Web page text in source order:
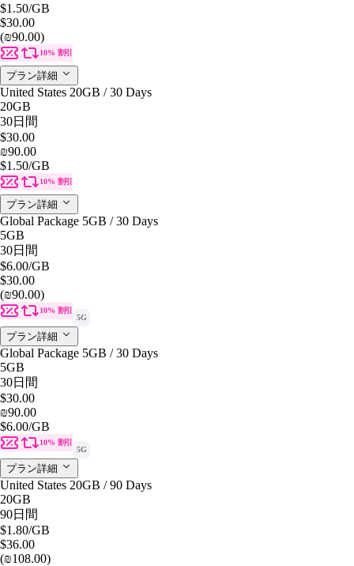
$1.50/GB
$30.00
(₪90.00)
10% 割引
プラン詳細
United States 20GB / 30 Days
20GB
30日間
$30.00
₪90.00
$1.50/GB
10% 割引
プラン詳細
Global Package 5GB / 30 Days
5GB
30日間
$6.00/GB
$30.00
(₪90.00)
10% 割引
5G
プラン詳細
Global Package 5GB / 30 Days
5GB
30日間
$30.00
₪90.00
$6.00/GB
10% 割引
5G
プラン詳細
United States 20GB / 90 Days
20GB
90日間
$1.80/GB
$36.00
(₪108.00)